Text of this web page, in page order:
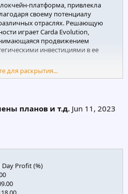
платформа, привлекла
своему потенциалу
отраслях. Решающую
играет Carda Evolution,
продвижением
инвестициями в ее
силу технологии
в исследованиях, анализе и
способствовать принятию
и широко используемой
перспективные проекты,
приложения (DApps),
и обеспечивают стратегические
Поддерживая эти предприятия,
росту и расширению экосистемы
для раскрытия...
планов и т.д. Jun 11, 2023
Profit (%)